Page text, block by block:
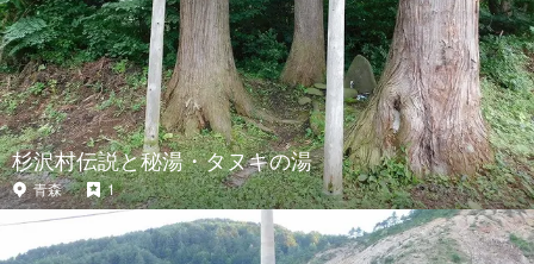
杉沢村伝説と秘湯・タヌキの湯
青森 1